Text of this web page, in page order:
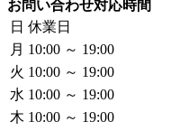
お問い合わせ対応時間
日 休業日
月 10:00 ～ 19:00
火 10:00 ～ 19:00
水 10:00 ～ 19:00
木 10:00 ～ 19:00